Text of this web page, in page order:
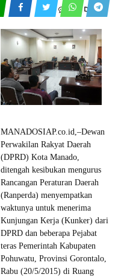
0 96
MANADOSIAP.co.id,–Dewan
Perwakilan Rakyat Daerah
(DPRD) Kota Manado,
ditengah kesibukan mengurus
Rancangan Peraturan Daerah
(Ranperda) menyempatkan
waktunya untuk menerima
Kunjungan Kerja (Kunker) dari
DPRD dan beberapa Pejabat
teras Pemerintah Kabupaten
Pohuwatu, Provinsi Gorontalo,
Rabu (20/5/2015) di Ruang